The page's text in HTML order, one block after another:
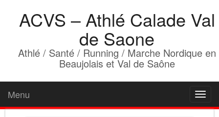
ACVS – Athlé Calade Val
de Saone
Athlé / Santé / Running / Marche Nordique en
Beaujolais et Val de Saône
Menu